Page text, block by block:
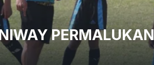
PERMALUKAN